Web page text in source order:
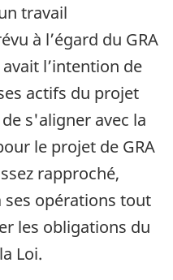
travail
à l’égard du GRA
l’intention de
actifs du projet
s'aligner avec la
le projet de GRA
rapproché,
opérations tout
les obligations du
Loi.